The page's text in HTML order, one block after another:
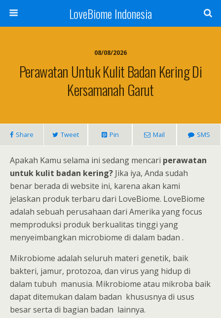
LoveBiome Indonesia
08/08/2026
Perawatan Untuk Kulit Badan Kering Di
Kersamanah Garut
Share Tweet Pin Mail SMS
Apakah Kamu selama ini sedang mencari perawatan
untuk kulit badan kering? Jika iya, Anda sudah
benar berada di website ini, karena akan kami
jelaskan produk terbaru dari LoveBiome. LoveBiome
adalah sebuah perusahaan dari Amerika yang focus
memproduksi produk berkualitas tinggi yang
menyeimbangkan microbiome di dalam badan .
Mikrobiome adalah seluruh materi genetik, baik
bakteri, jamur, protozoa, dan virus yang hidup di
dalam tubuh manusia. Mikrobiome atau mikroba baik
dapat ditemukan dalam badan khususnya di usus
besar serta di bagian badan lainnya.